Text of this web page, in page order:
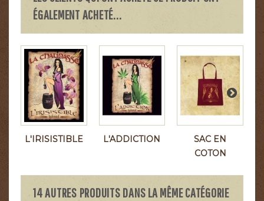
ÉGALEMENT ACHETÉ...
L'IRISISTIBLE L'ADDICTION
SAC EN
COTON
14 AUTRES PRODUITS DANS LA MÊME CATÉGORIE